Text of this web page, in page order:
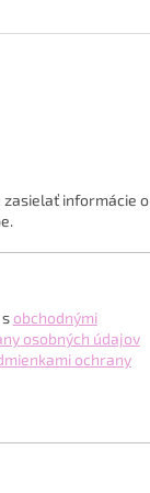
zasielať informácie o
obchodnými
osobných údajov
ochrany